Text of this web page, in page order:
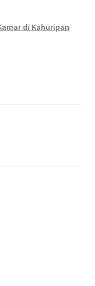
di Kahuripan